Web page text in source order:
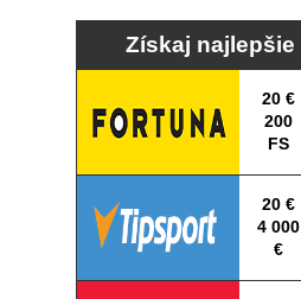
Získaj najlepšie
20 €
200
FS
20 €
4 000
€